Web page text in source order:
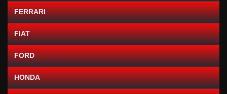
FERRARI
FIAT
FORD
HONDA